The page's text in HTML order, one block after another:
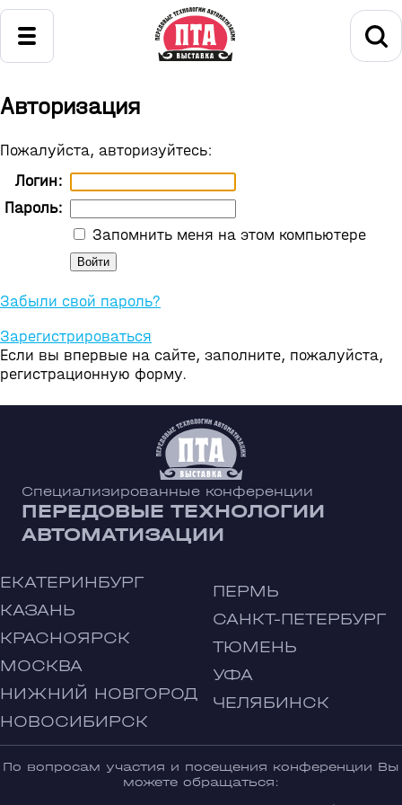
Авторизация
Пожалуйста, авторизуйтесь:
Логин:
Пароль:
Запомнить меня на этом компьютере
Забыли свой пароль?
Зарегистрироваться
Если вы впервые на сайте, заполните, пожалуйста,
регистрационную форму.
Специализированные конференции
ПЕРЕДОВЫЕ ТЕХНОЛОГИИ
АВТОМАТИЗАЦИИ
ЕКАТЕРИНБУРГ
КАЗАНЬ
КРАСНОЯРСК
МОСКВА
НИЖНИЙ НОВГОРОД
НОВОСИБИРСК
ПЕРМЬ
САНКТ-ПЕТЕРБУРГ
ТЮМЕНЬ
УФА
ЧЕЛЯБИНСК
По вопросам участия и посещения конференции Вы
можете обращаться: